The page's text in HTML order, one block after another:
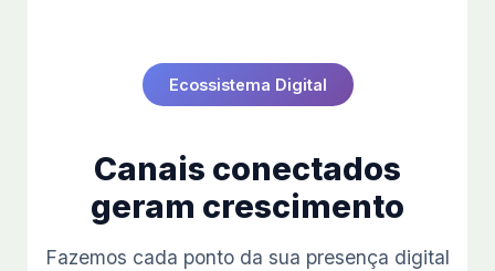
Ecossistema Digital
Canais conectados
geram crescimento
Fazemos cada ponto da sua presença digital